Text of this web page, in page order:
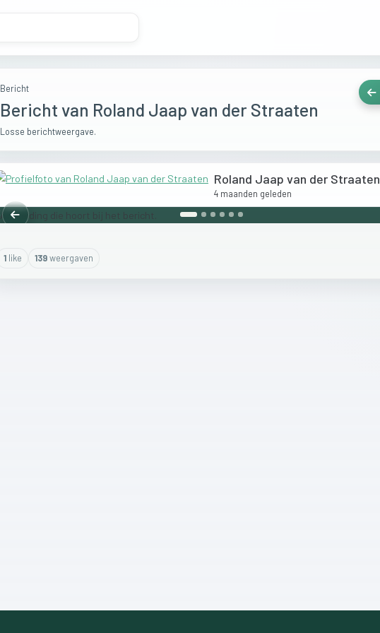
Bericht
Bericht van Roland Jaap van der Straaten
Losse berichtweergave.
Roland Jaap van der Straaten
4 maanden geleden
Vorige
1like 139weergaven